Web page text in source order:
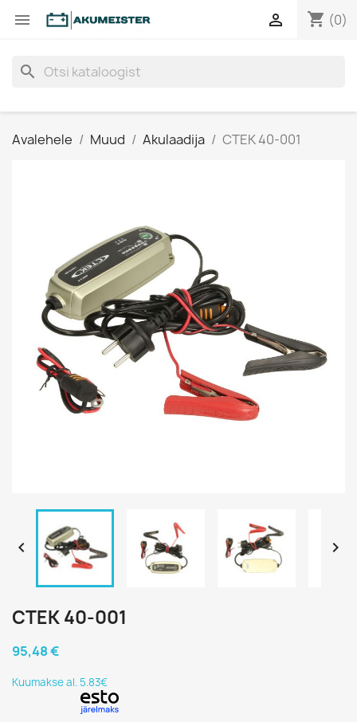
 shopping_cart (0)

search
Avalehele Muud Akulaadija CTEK 40-001
 
CTEK 40-001
95,48 €
Kuumakse al. 5.83€